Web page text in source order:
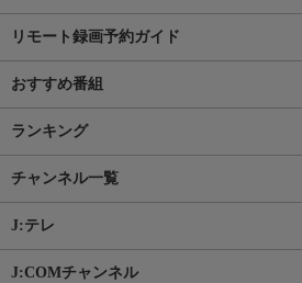
リモート録画予約ガイド
おすすめ番組
ランキング
チャンネル一覧
J:テレ
J:COMチャンネル